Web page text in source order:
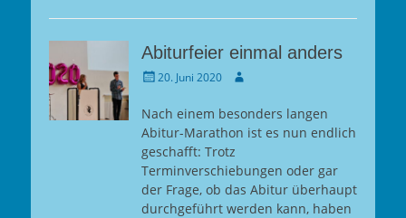
Abiturfeier einmal anders
Gepostet
20. Juni 2020 Autor
Nach einem besonders langen
Abitur-Marathon ist es nun endlich
geschafft: Trotz
Terminverschiebungen oder gar
der Frage, ob das Abitur überhaupt
durchgeführt werden kann, haben